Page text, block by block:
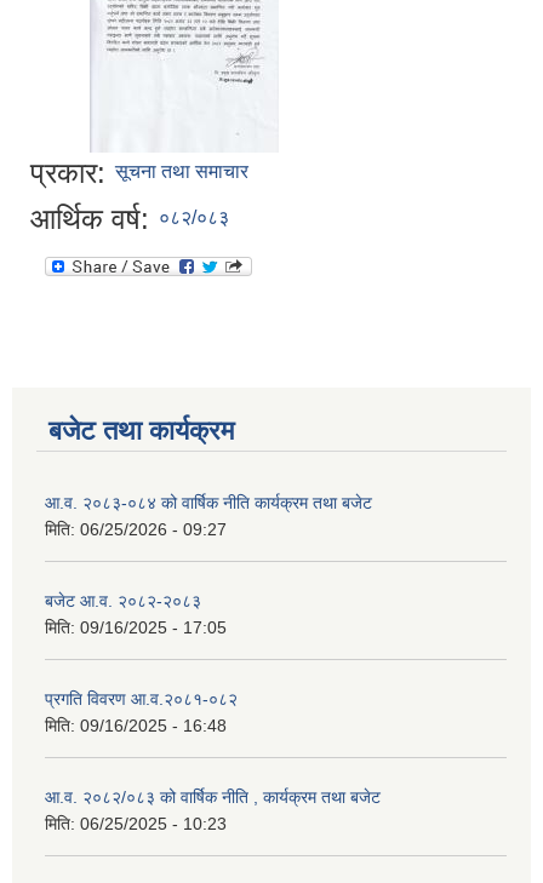
प्रकार: सूचना तथा समाचार
आर्थिक वर्ष: ०८२/०८३
बजेट तथा कार्यक्रम
आ.व. २०८३-०८४ को वार्षिक नीति कार्यक्रम तथा बजेट
मिति: 06/25/2026 - 09:27
बजेट आ.व. २०८२-२०८३
मिति: 09/16/2025 - 17:05
प्रगति विवरण आ.व.२०८१-०८२
मिति: 09/16/2025 - 16:48
आ.व. २०८२/०८३ को वार्षिक नीति , कार्यक्रम तथा बजेट
मिति: 06/25/2025 - 10:23